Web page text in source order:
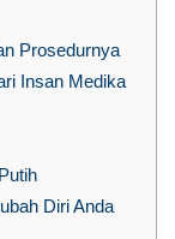
Prosedurnya
Insan Medika
Diri Anda